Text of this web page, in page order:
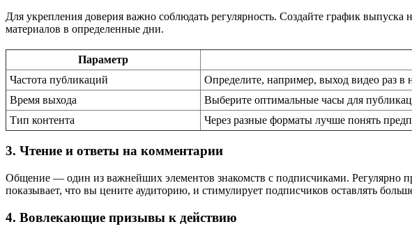
Для укрепления доверия важно соблюдать регулярность. Создайте график
материалов в определенные дни.
Параметр
Частота публикаций
Определите, например, выход видео раз в
Время выхода
Выберите оптимальные часы для
Тип контента
Через разные форматы лучше понять
3. Чтение и ответы на комментарии
Общение — один из важнейших элементов знакомств с подписчиками. Регулярно
показывает, что вы цените аудиторию, и стимулирует подписчиков оставлять
4. Вовлекающие призывы к действию